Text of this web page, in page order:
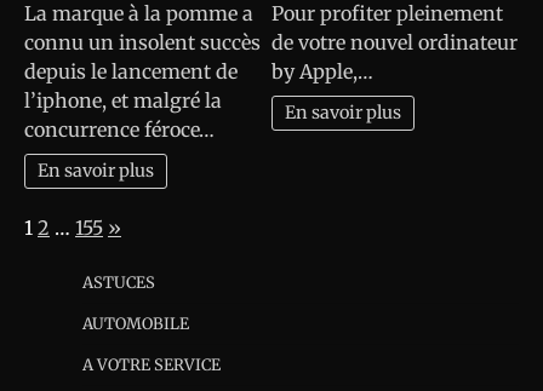
La marque à la pomme a
connu un insolent succès
depuis le lancement de
l’iphone, et malgré la
concurrence féroce…
En savoir plus
Pour profiter pleinement
de votre nouvel ordinateur
by Apple,…
En savoir plus
Page:
1 2 … 155 Next
»
ASTUCES
AUTOMOBILE
A VOTRE SERVICE